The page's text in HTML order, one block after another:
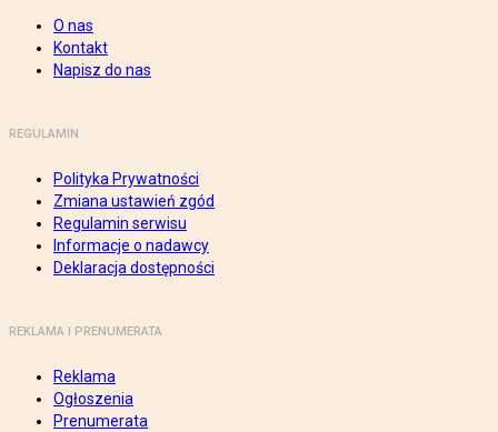
O nas
Kontakt
Napisz do nas
REGULAMIN
Polityka Prywatności
Zmiana ustawień zgód
Regulamin serwisu
Informacje o nadawcy
Deklaracja dostępności
REKLAMA I PRENUMERATA
Reklama
Ogłoszenia
Prenumerata